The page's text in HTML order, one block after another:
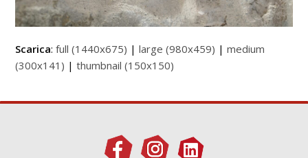
Scarica:full (1440x675) |large (980x459) |medium
(300x141) |thumbnail (150x150)